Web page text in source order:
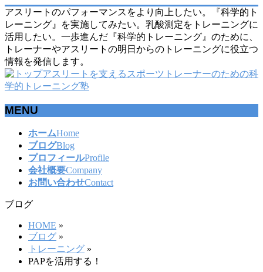
アスリートのパフォーマンスをより向上したい。『科学的ト
レーニング』を実施してみたい。乳酸測定をトレーニングに
活用したい。一歩進んだ『科学的トレーニング』のために、
トレーナーやアスリートの明日からのトレーニングに役立つ
情報を発信します。
MENU
ば
ホームHome
ブログBlog
プロフィールProfile
会社概要Company
お問い合わせContact
ブログ
HOME »
ブログ »
トレーニング »
PAPを活用する！